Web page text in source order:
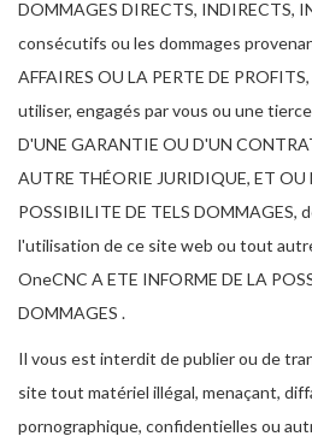
DOMMAGES DIRECTS, INDIRECTS,
consécutifs ou les dommages
AFFAIRES OU LA PERTE DE
utiliser, engagés par vous ou une
D'UNE GARANTIE OU D'UN
AUTRE THÉORIE JURIDIQUE, ET OU
POSSIBILITE DE TELS DOMMAGES,
l'utilisation de ce site web ou tout
OneCNC A ETE INFORME DE LA
DOMMAGES .
Il vous est interdit de publier ou de
site tout matériel illégal, menaçant,
pornographique, confidentielles ou